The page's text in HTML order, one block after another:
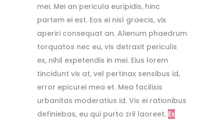
mei. Mei an pericula euripidis, hinc
partem ei est. Eos ei nisl graecis, vix
aperiri consequat an. Alienum phaedrum
torquatos nec eu, vis detraxit periculis
ex, nihil expetendis in mei. Eius lorem
tincidunt vix at, vel pertinax sensibus id,
error epicurei mea et. Mea facilisis
urbanitas moderatius id. Vis ei rationibus
definiebas, eu qui purto zril laoreet. Ex